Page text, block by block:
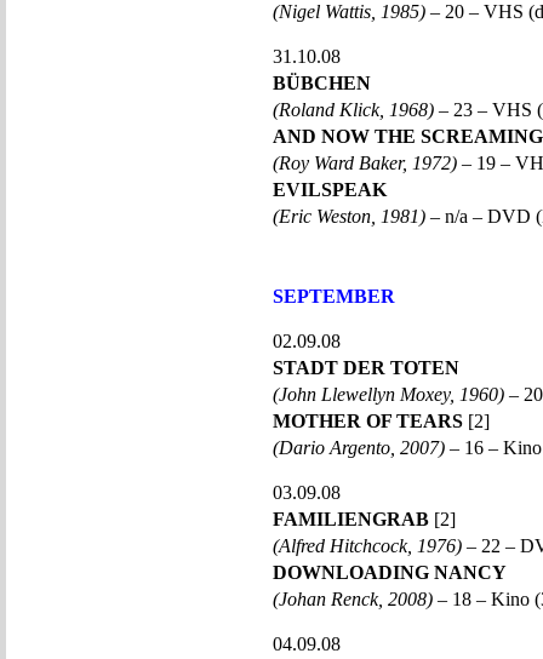
(Nigel Wattis, 1985) – 20 – VHS
31.10.08
BÜBCHEN
(Roland Klick, 1968) – 23 – VHS
AND NOW THE
(Roy Ward Baker, 1972) – 19 –
EVILSPEAK
(Eric Weston, 1981) – n/a – DVD
SEPTEMBER
02.09.08
STADT DER TOTEN
(John Llewellyn Moxey, 1960) –
MOTHER OF TEARS [2]
(Dario Argento, 2007) – 16 –
03.09.08
FAMILIENGRAB [2]
(Alfred Hitchcock, 1976) – 22 –
DOWNLOADING NANCY
(Johan Renck, 2008) – 18 – Kino
04.09.08